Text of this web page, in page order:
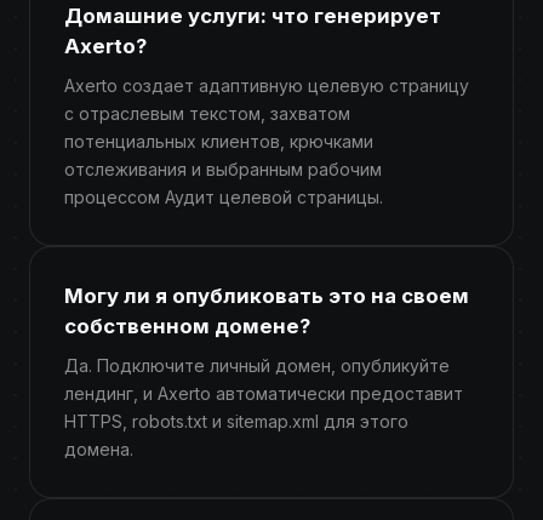
Домашние услуги: что генерирует
Axerto?
Axerto создает адаптивную целевую страницу
с отраслевым текстом, захватом
потенциальных клиентов, крючками
отслеживания и выбранным рабочим
процессом Аудит целевой страницы.
Могу ли я опубликовать это на своем
собственном домене?
Да. Подключите личный домен, опубликуйте
лендинг, и Axerto автоматически предоставит
HTTPS, robots.txt и sitemap.xml для этого
домена.